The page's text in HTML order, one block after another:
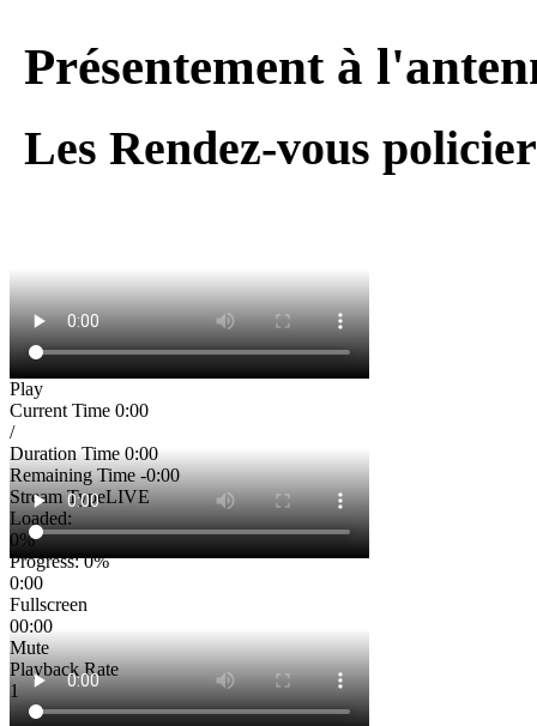
Présentement à
Les Rendez-vous
Play
Current Time 0:00
/
Duration Time 0:00
Remaining Time-0:00
Stream TypeLIVE
Loaded:
0%
Progress: 0%
0:00
Fullscreen
00:00
Mute
Playback Rate
1